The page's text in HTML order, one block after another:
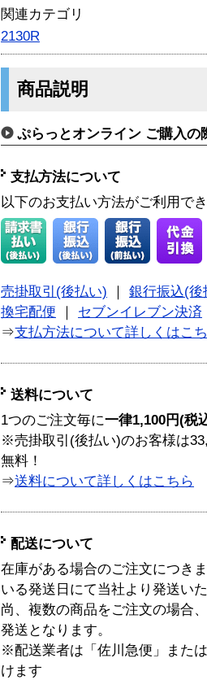
関連カテゴリ
2130R
商品説明
ぷらっとオンライン ご購入の
支払方法について
以下のお支払い方法がご利用で
売掛取引(後払い)
銀行振込(後
換宅配便
セブンイレブン決済
⇒支払方法について詳しくはこ
送料について
1つのご注文毎に一律1,100円(税
※売掛取引(後払い)のお客様は
無料！
⇒送料について詳しくはこちら
配送について
在庫がある場合のご注文につき
いる発送日にて当社より発送い
尚、複数の商品をご注文の場合
発送となります。
※配送業者は「佐川急便」また
けます